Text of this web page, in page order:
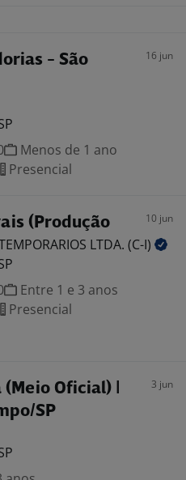
- São
16 jun
Menos de 1 ano
Presencial
(Produção 10 jun
LTDA. (C-I)
Entre 1 e 3 anos
Presencial
Oficial) |
SP
3 jun